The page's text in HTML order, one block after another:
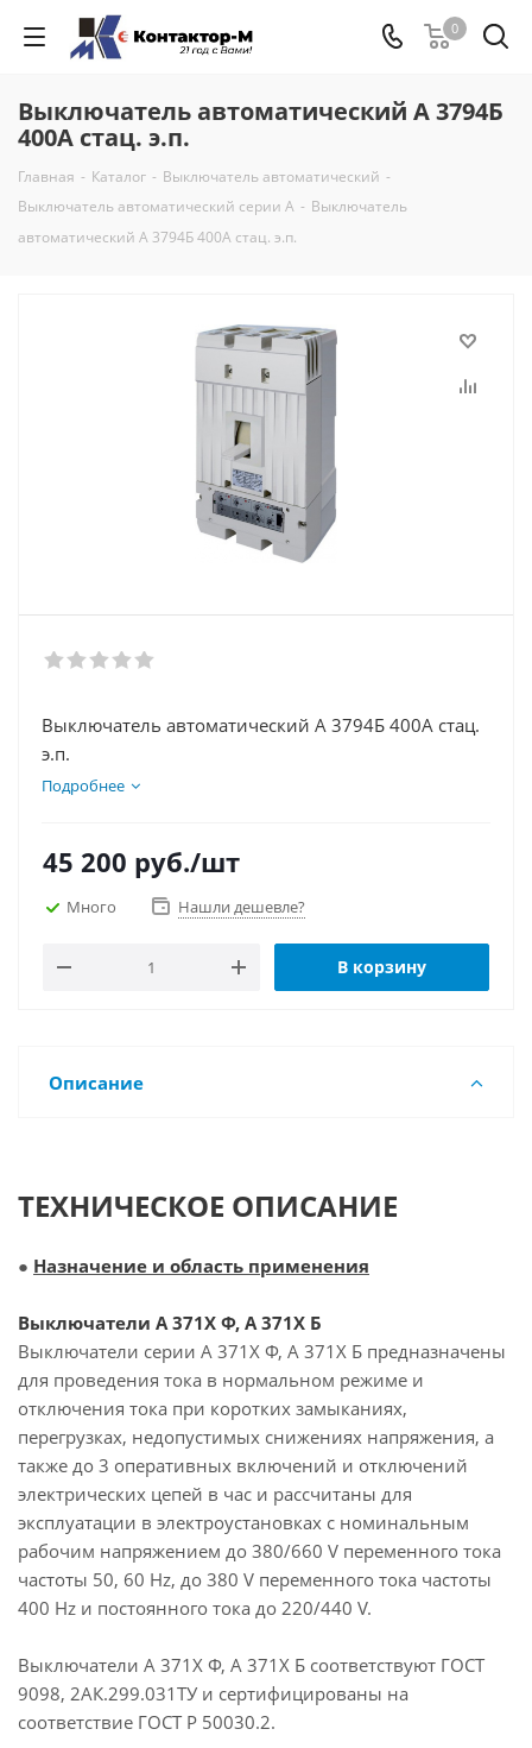
0
Выключатель автоматический А 3794Б
400А стац. э.п.
Главная - Каталог - Выключатель автоматический -
Выключатель автоматический серии А - Выключатель
автоматический А 3794Б 400А стац. э.п.
Выключатель автоматический А 3794Б 400А стац.
э.п.
Подробнее
45 200 руб./шт
Много Нашли дешевле?
В корзину
Описание
ТЕХНИЧЕСКОЕ ОПИСАНИЕ
● Назначение и область применения
Выключатели А 371Х Ф, А 371Х Б
Выключатели серии А 371Х Ф, А 371Х Б предназначены
для проведения тока в нормальном режиме и
отключения тока при коротких замыканиях,
перегрузках, недопустимых снижениях напряжения, а
также до 3 оперативных включений и отключений
электрических цепей в час и рассчитаны для
эксплуатации в электроустановках с номинальным
рабочим напряжением до 380/660 V переменного тока
частоты 50, 60 Hz, до 380 V переменного тока частоты
400 Hz и постоянного тока до 220/440 V.
Выключатели А 371Х Ф, А 371Х Б соответствуют ГОСТ
9098, 2АК.299.031ТУ и сертифицированы на
соответствие ГОСТ Р 50030.2.